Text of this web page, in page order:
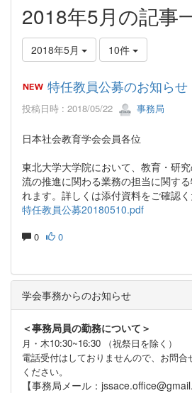
2018年5月の記事
2018年5月 10件
特任教員公募のお知らせ
投稿日時 : 2018/05/22 事務局
日本社会教育学会会員各位
東北大学大学院において、教育・研
流の推進に関わる業務の担当に関す
れます。詳しくは添付資料をご確認く
特任教員公募20180510.pdf
0 0
学会事務からのお知らせ
＜事務局員の勤務について＞
月・木10:30~16:30 （祝祭日を除く）
電話受付はしておりませんので、お問
ください。
【事務局メール：